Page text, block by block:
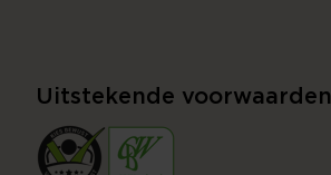
Uitstekende voorwaarden